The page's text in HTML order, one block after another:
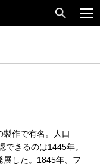
製作で有名。人口
きるのは1445年。
展した。1845年、フ